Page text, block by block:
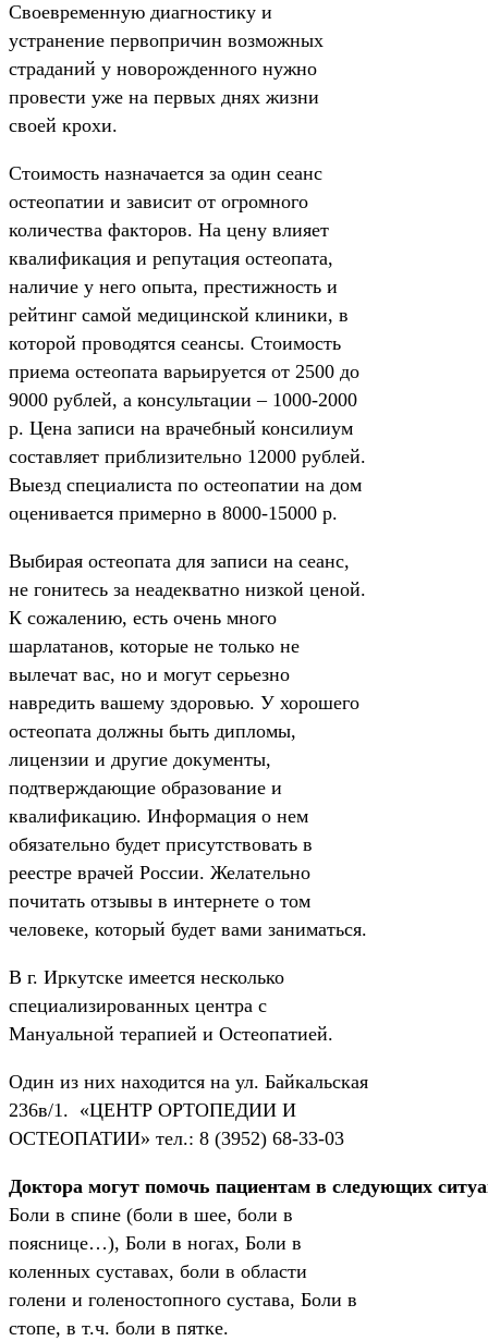
Своевременную диагностику и
устранение первопричин возможных
страданий у новорожденного нужно
провести уже на первых днях жизни
своей крохи.
Стоимость назначается за один сеанс
остеопатии и зависит от огромного
количества факторов. На цену влияет
квалификация и репутация остеопата,
наличие у него опыта, престижность и
рейтинг самой медицинской клиники, в
которой проводятся сеансы. Стоимость
приема остеопата варьируется от 2500 до
9000 рублей, а консультации – 1000-2000
р. Цена записи на врачебный консилиум
составляет приблизительно 12000 рублей.
Выезд специалиста по остеопатии на дом
оценивается примерно в 8000-15000 р.
Выбирая остеопата для записи на сеанс,
не гонитесь за неадекватно низкой ценой.
К сожалению, есть очень много
шарлатанов, которые не только не
вылечат вас, но и могут серьезно
навредить вашему здоровью. У хорошего
остеопата должны быть дипломы,
лицензии и другие документы,
подтверждающие образование и
квалификацию. Информация о нем
обязательно будет присутствовать в
реестре врачей России. Желательно
почитать отзывы в интернете о том
человеке, который будет вами заниматься.
В г. Иркутске имеется несколько
специализированных центра с
Мануальной терапией и Остеопатией.
Один из них находится на ул. Байкальская
236в/1. «ЦЕНТР ОРТОПЕДИИ И
ОСТЕОПАТИИ» тел.: 8 (3952) 68-33-03
Доктора могут помочь пациентам в следующих
Боли в спине (боли в шее, боли в
пояснице…), Боли в ногах, Боли в
коленных суставах, боли в области
голени и голеностопного сустава, Боли в
стопе, в т.ч. боли в пятке.